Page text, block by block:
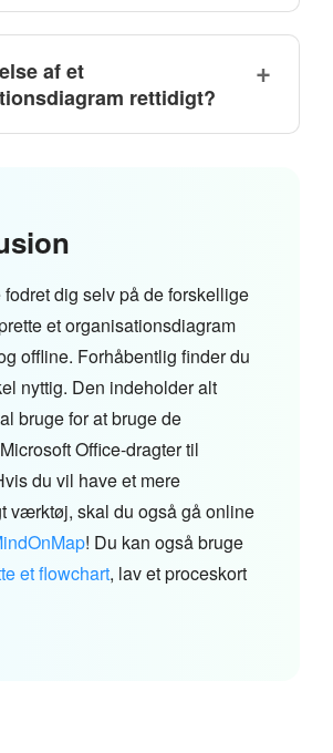
af et
rettidigt?
dig selv på de forskellige
et organisationsdiagram
offline. Forhåbentlig finder du
nyttig. Den indeholder alt
bruge for at bruge de
Office-dragter til
du vil have et mere
værktøj, skal du også gå online
! Du kan også bruge
et flowchart, lav et proceskort